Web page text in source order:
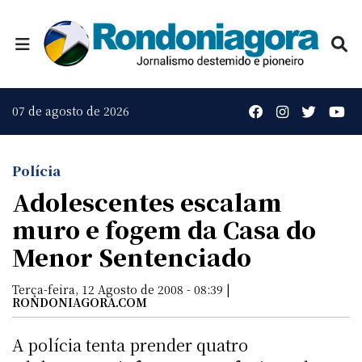
07 de agosto de 2026
Polícia
Adolescentes escalam
muro e fogem da Casa do
Menor Sentenciado
Terça-feira, 12 Agosto de 2008 - 08:39 |
RONDONIAGORA.COM
A polícia tenta prender quatro